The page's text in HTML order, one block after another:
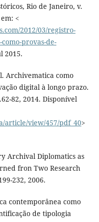
Rio de Janeiro, v.
<
2012/03/registro-
provas-de-
2015.
Archivematica como
digital à longo prazo.
82, 2014. Disponível
article/view/457/pdf_40>
Archival Diplomatics as
fron Two Research
232, 2006.
contemporânea como
de tipologia